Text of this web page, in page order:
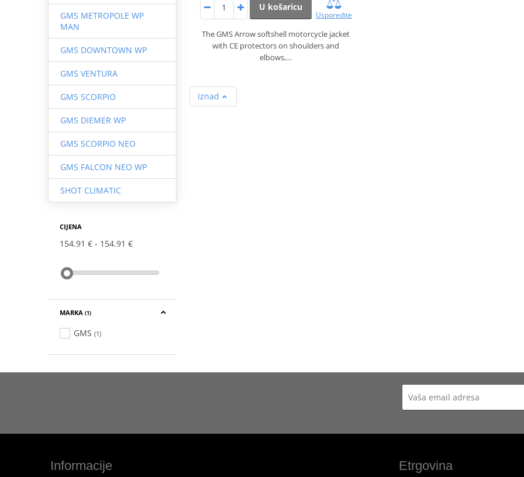
GMS METROPOLE WP
MAN
GMS DOWNTOWN WP
GMS VENTURA
GMS SCORPIO
GMS DIEMER WP
GMS SCORPIO NEO
GMS FALCON NEO WP
SHOT CLIMATIC
CIJENA
154.91 € 154.91 €
MARKA (1)
GMS (1)
U košaricu
Usporedite
The GMS Arrow softshell motorcycle jacket
with CE protectors on shoulders and
elbows,…
Iznad
Informacije Etrgovina